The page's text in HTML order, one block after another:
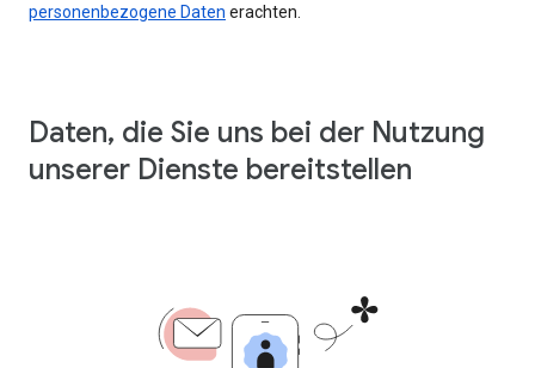
personenbezogene Daten erachten.
Daten, die Sie uns bei der Nutzung
unserer Dienste bereitstellen